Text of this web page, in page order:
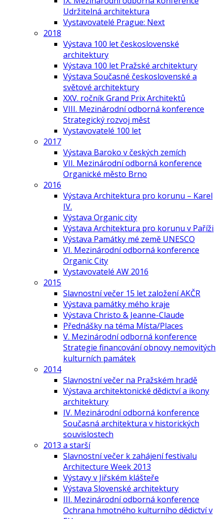
Udržitelná architektura
Vystavovatelé Prague: Next
2018
Výstava 100 let československé
architektury
Výstava 100 let Pražské architektury
Výstava Současné československé a
světové architektury
XXV. ročník Grand Prix Architektů
VIII. Mezinárodní odborná konference
Strategický rozvoj měst
Vystavovatelé 100 let
2017
Výstava Baroko v českých zemích
VII. Mezinárodní odborná konference
Organické město Brno
2016
Výstava Architektura pro korunu – Karel
IV.
Výstava Organic city
Výstava Architektura pro korunu v Paříži
Výstava Památky mé země UNESCO
VI. Mezinárodní odborná konference
Organic City
Vystavovatelé AW 2016
2015
Slavnostní večer 15 let založení AKČR
Výstava památky mého kraje
Výstava Christo & Jeanne-Claude
Přednášky na téma Místa/Places
V. Mezinárodní odborná konference
Strategie financování obnovy nemovitých
kulturních památek
2014
Slavnostní večer na Pražském hradě
Výstava architektonické dědictví a ikony
architektury
IV. Mezinárodní odborná konference
Současná architektura v historických
souvislostech
2013 a starší
Slavnostní večer k zahájení festivalu
Architecture Week 2013
Výstavy v Jiřském klášteře
Výstava Slovenské architektury
III. Mezinárodní odborná konference
Ochrana hmotného kulturního dědictví v